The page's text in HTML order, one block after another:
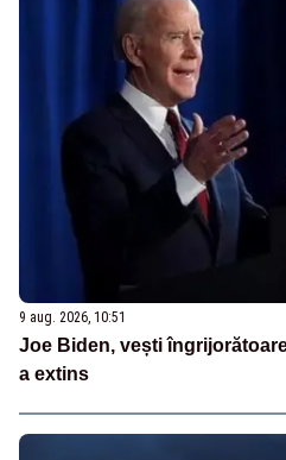
9 aug. 2026, 10:51
Joe Biden, vești
a extins